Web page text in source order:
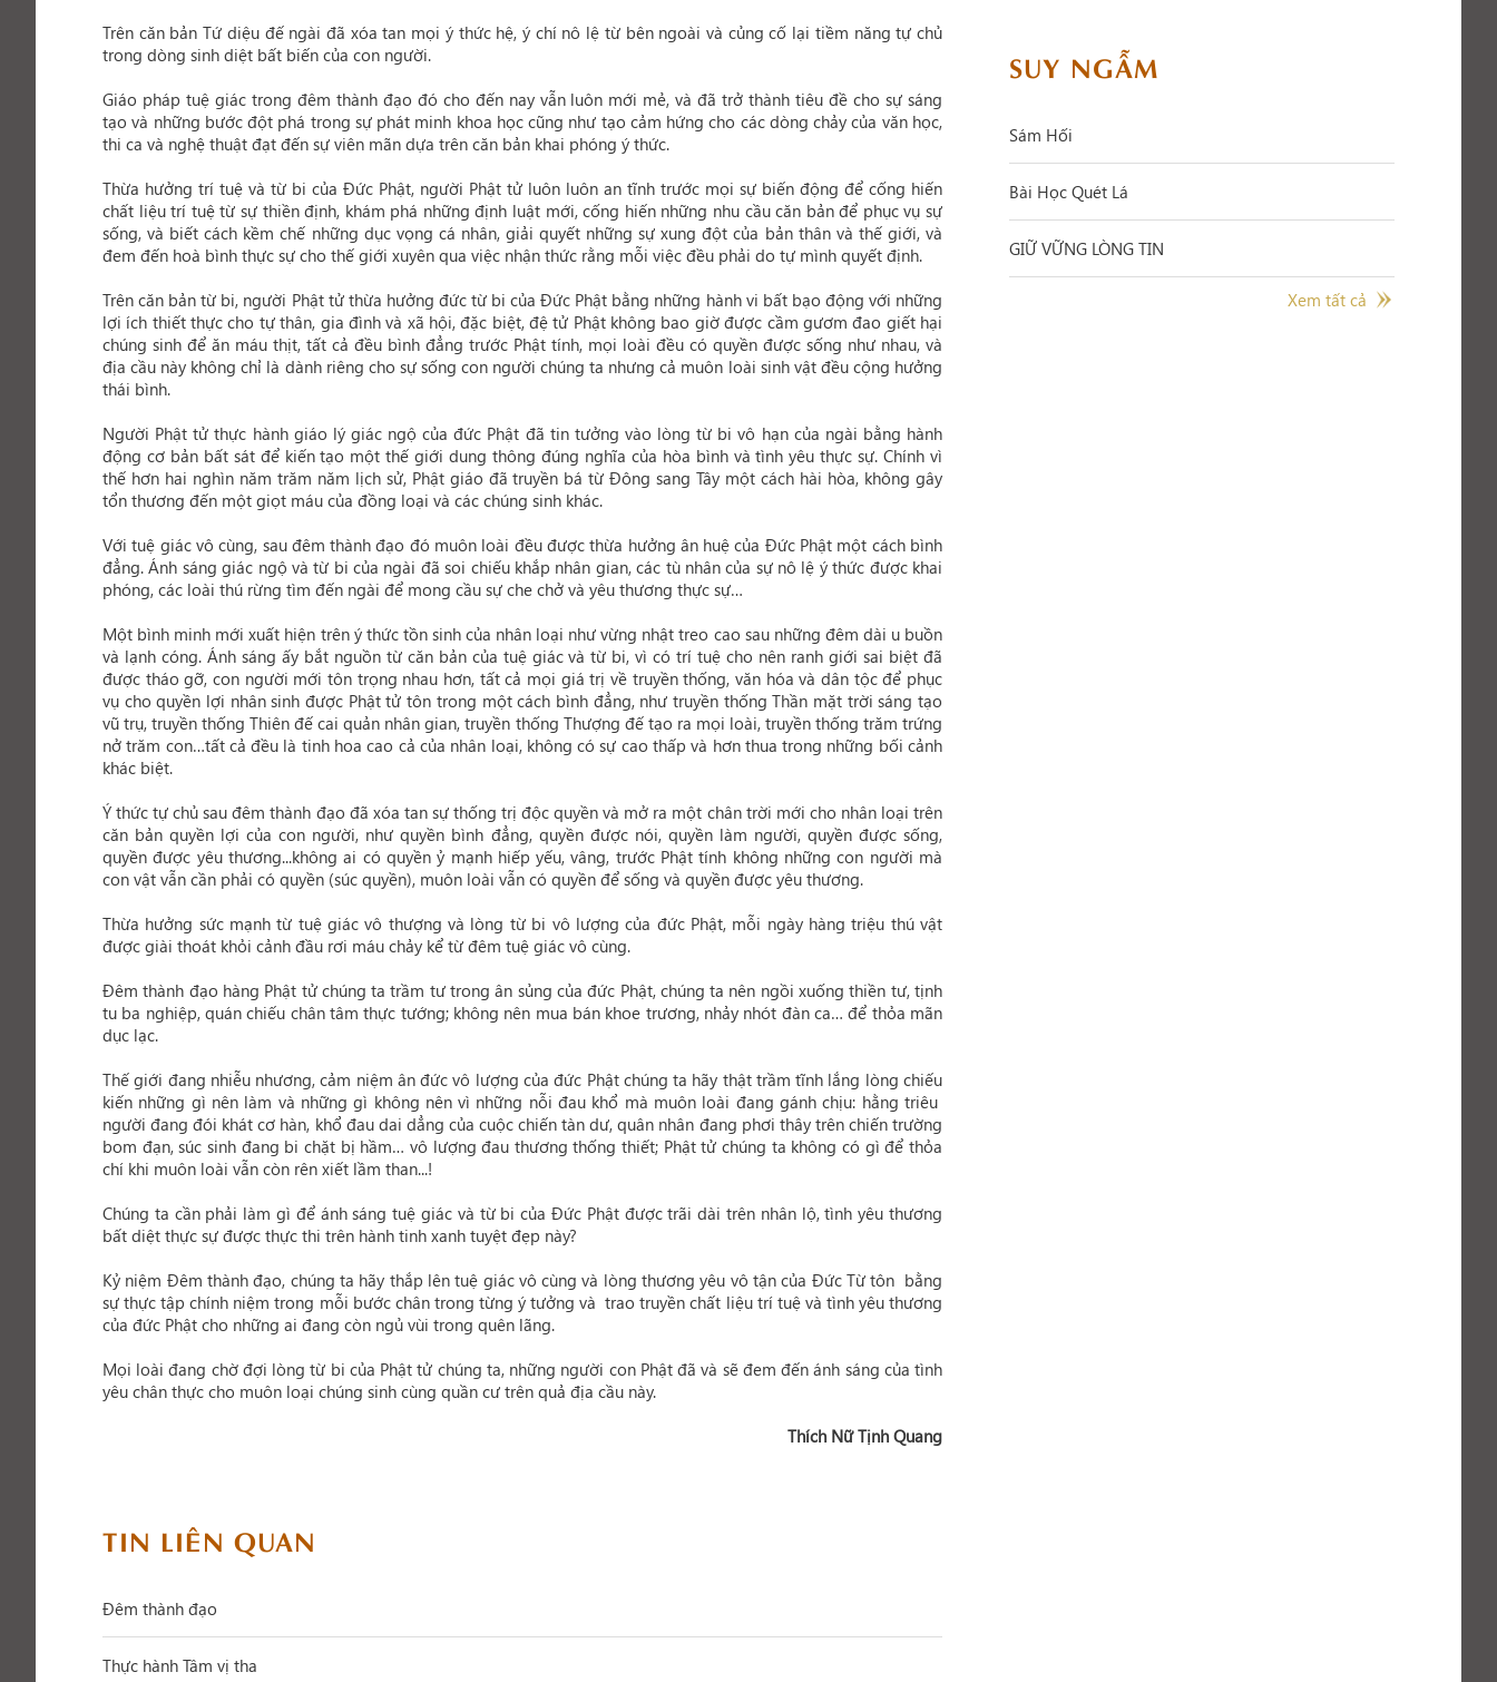
Trên căn bản Tứ diệu đế ngài đã xóa tan mọi ý thức hệ, ý chí nô lệ từ bên ngoài và củng cố lại tiềm năng tự chủ
trong dòng sinh diệt bất biến của con người.
Giáo pháp tuệ giác trong đêm thành đạo đó cho đến nay vẫn luôn mới mẻ, và đã trở thành tiêu đề cho sự sáng
tạo và những bước đột phá trong sự phát minh khoa học cũng như tạo cảm hứng cho các dòng chảy của văn học,
thi ca và nghệ thuật đạt đến sự viên mãn dựa trên căn bản khai phóng ý thức.
Thừa hưởng trí tuệ và từ bi của Đức Phật, người Phật tử luôn luôn an tĩnh trước mọi sự biến động để cống hiến
chất liệu trí tuệ từ sự thiền định, khám phá những định luật mới, cống hiến những nhu cầu căn bản để phục vụ sự
sống, và biết cách kềm chế những dục vọng cá nhân, giải quyết những sự xung đột của bản thân và thế giới, và
đem đến hoà bình thực sự cho thế giới xuyên qua việc nhận thức rằng mỗi việc đều phải do tự mình quyết định.
Trên căn bản từ bi, người Phật tử thừa hưởng đức từ bi của Đức Phật bằng những hành vi bất bạo động với những
lợi ích thiết thực cho tự thân, gia đình và xã hội, đặc biệt, đệ tử Phật không bao giờ được cầm gươm đao giết hại
chúng sinh để ăn máu thịt, tất cả đều bình đẳng trước Phật tính, mọi loài đều có quyền được sống như nhau, và
địa cầu này không chỉ là dành riêng cho sự sống con người chúng ta nhưng cả muôn loài sinh vật đều cộng hưởng
thái bình.
Người Phật tử thực hành giáo lý giác ngộ của đức Phật đã tin tưởng vào lòng từ bi vô hạn của ngài bằng hành
động cơ bản bất sát để kiến tạo một thế giới dung thông đúng nghĩa của hòa bình và tình yêu thực sự. Chính vì
thế hơn hai nghìn năm trăm năm lịch sử, Phật giáo đã truyền bá từ Đông sang Tây một cách hài hòa, không gây
tổn thương đến một giọt máu của đồng loại và các chúng sinh khác.
Với tuệ giác vô cùng, sau đêm thành đạo đó muôn loài đều được thừa hưởng ân huệ của Đức Phật một cách bình
đẳng. Ánh sáng giác ngộ và từ bi của ngài đã soi chiếu khắp nhân gian, các tù nhân của sự nô lệ ý thức được khai
phóng, các loài thú rừng tìm đến ngài để mong cầu sự che chở và yêu thương thực sự…
Một bình minh mới xuất hiện trên ý thức tồn sinh của nhân loại như vừng nhật treo cao sau những đêm dài u buồn
và lạnh cóng. Ánh sáng ấy bắt nguồn từ căn bản của tuệ giác và từ bi, vì có trí tuệ cho nên ranh giới sai biệt đã
được tháo gỡ, con người mới tôn trọng nhau hơn, tất cả mọi giá trị về truyền thống, văn hóa và dân tộc để phục
vụ cho quyền lợi nhân sinh được Phật tử tôn trong một cách bình đẳng, như truyền thống Thần mặt trời sáng tạo
vũ trụ, truyền thống Thiên đế cai quản nhân gian, truyền thống Thượng đế tạo ra mọi loài, truyền thống trăm trứng
nở trăm con…tất cả đều là tinh hoa cao cả của nhân loại, không có sự cao thấp và hơn thua trong những bối cảnh
khác biệt.
Ý thức tự chủ sau đêm thành đạo đã xóa tan sự thống trị độc quyền và mở ra một chân trời mới cho nhân loại trên
căn bản quyền lợi của con người, như quyền bình đẳng, quyền được nói, quyền làm người, quyền được sống,
quyền được yêu thương...không ai có quyền ỷ mạnh hiếp yếu, vâng, trước Phật tính không những con người mà
con vật vẫn cần phải có quyền (súc quyền), muôn loài vẫn có quyền để sống và quyền được yêu thương.
Thừa hưởng sức mạnh từ tuệ giác vô thượng và lòng từ bi vô lượng của đức Phật, mỗi ngày hàng triệu thú vật
được giài thoát khỏi cảnh đầu rơi máu chảy kể từ đêm tuệ giác vô cùng.
Đêm thành đạo hàng Phật tử chúng ta trầm tư trong ân sủng của đức Phật, chúng ta nên ngồi xuống thiền tư, tịnh
tu ba nghiệp, quán chiếu chân tâm thực tướng; không nên mua bán khoe trương, nhảy nhót đàn ca… để thỏa mãn
dục lạc.
Thế giới đang nhiễu nhương, cảm niệm ân đức vô lượng của đức Phật chúng ta hãy thật trầm tĩnh lắng lòng chiếu
kiến những gì nên làm và những gì không nên vì những nỗi đau khổ mà muôn loài đang gánh chịu: hằng triêu
người đang đói khát cơ hàn, khổ đau dai dẳng của cuộc chiến tàn dư, quân nhân đang phơi thây trên chiến trường
bom đạn, súc sinh đang bi chặt bị hầm… vô lượng đau thương thống thiết; Phật tử chúng ta không có gì để thỏa
chí khi muôn loài vẫn còn rên xiết lầm than...!
Chúng ta cần phải làm gì để ánh sáng tuệ giác và từ bi của Đức Phật được trãi dài trên nhân lộ, tình yêu thương
bất diệt thực sự được thực thi trên hành tinh xanh tuyệt đẹp này?
Kỷ niệm Đêm thành đạo, chúng ta hãy thắp lên tuệ giác vô cùng và lòng thương yêu vô tận của Đức Từ tôn bằng
sự thực tập chính niệm trong mỗi bước chân trong từng ý tưởng và trao truyền chất liệu trí tuệ và tình yêu thương
của đức Phật cho những ai đang còn ngủ vùi trong quên lãng.
Mọi loài đang chờ đợi lòng từ bi của Phật tử chúng ta, những người con Phật đã và sẽ đem đến ánh sáng của tình
yêu chân thực cho muôn loại chúng sinh cùng quần cư trên quả địa cầu này.
Thích Nữ Tịnh Quang
TIN LIÊN QUAN
Đêm thành đạo
Thực hành Tâm vị tha
SUY NGẪM
Sám Hối
Bài Học Quét Lá
GIỮ VỮNG LÒNG TIN
Xem tất cả